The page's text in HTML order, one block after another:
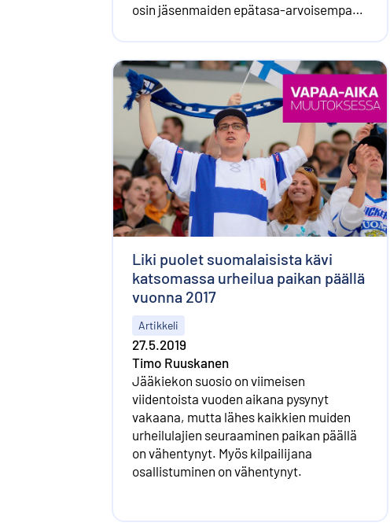
osin jäsenmaiden epätasa-arvoisempaan
Liki puolet suomalaisista kävi
katsomassa urheilua paikan päällä
vuonna 2017
Artikkeli
27.5.2019
Timo Ruuskanen
Jääkiekon suosio on viimeisen
viidentoista vuoden aikana pysynyt
vakaana, mutta lähes kaikkien muiden
urheilulajien seuraaminen paikan päällä
on vähentynyt. Myös kilpailijana
osallistuminen on vähentynyt.